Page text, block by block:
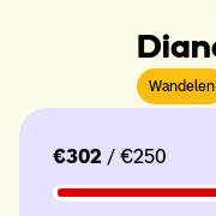
Wandelen
€302 / €250